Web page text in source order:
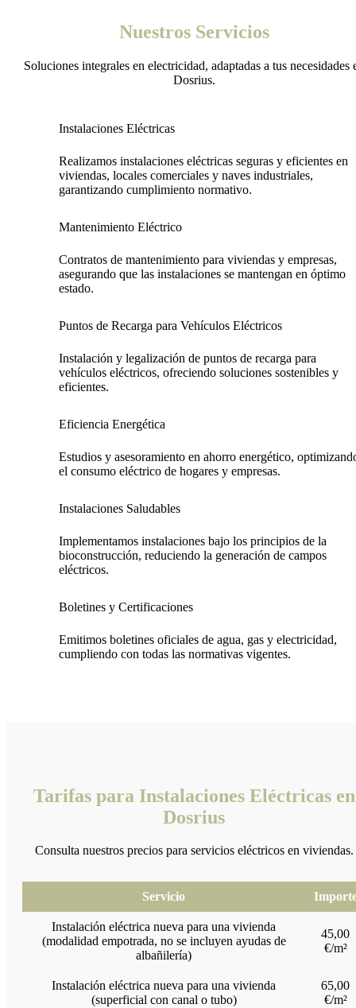
Nuestros Servicios
Soluciones integrales en electricidad, adaptadas a tus necesidades
Dosrius.
Instalaciones Eléctricas
Realizamos instalaciones eléctricas seguras y eficientes en
viviendas, locales comerciales y naves industriales,
garantizando cumplimiento normativo.
Mantenimiento Eléctrico
Contratos de mantenimiento para viviendas y empresas,
asegurando que las instalaciones se mantengan en óptimo
estado.
Puntos de Recarga para Vehículos Eléctricos
Instalación y legalización de puntos de recarga para
vehículos eléctricos, ofreciendo soluciones sostenibles y
eficientes.
Eficiencia Energética
Estudios y asesoramiento en ahorro energético,
el consumo eléctrico de hogares y empresas.
Instalaciones Saludables
Implementamos instalaciones bajo los principios de la
bioconstrucción, reduciendo la generación de campos
eléctricos.
Boletines y Certificaciones
Emitimos boletines oficiales de agua, gas y electricidad,
cumpliendo con todas las normativas vigentes.
Tarifas para Instalaciones Eléctricas en
Dosrius
Consulta nuestros precios para servicios eléctricos en viviendas.
Servicio
Instalación eléctrica nueva para una vivienda
(modalidad empotrada, no se incluyen ayudas de
albañilería)
45,00
€/m²
Instalación eléctrica nueva para una vivienda
(superficial con canal o tubo)
65,00
€/m²